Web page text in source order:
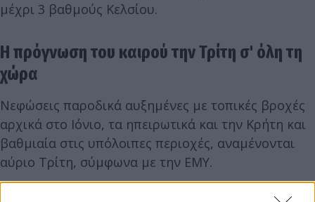
μέχρι 3 βαθμούς Κελσίου.
Η πρόγνωση του καιρού την Τρίτη σ' όλη τη
χώρα
Νεφώσεις παροδικά αυξημένες με τοπικές βροχές
αρχικά στο Ιόνιο, τα ηπειρωτικά και την Κρήτη και
βαθμιαία στις υπόλοιπες περιοχές, αναμένονται
αύριο Τρίτη, σύμφωνα με την ΕΜΥ.